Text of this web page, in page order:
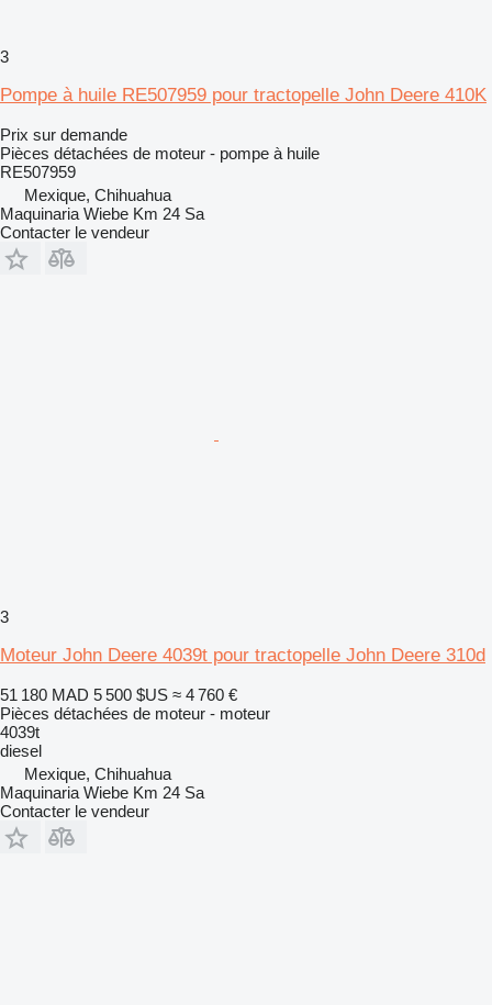
3
Pompe à huile RE507959 pour tractopelle John Deere 410K
Prix sur demande
Pièces détachées de moteur - pompe à huile
RE507959
Mexique, Chihuahua
Maquinaria Wiebe Km 24 Sa
Contacter le vendeur
3
Moteur John Deere 4039t pour tractopelle John Deere 310d
51 180 MAD 5 500 $US ≈ 4 760 €
Pièces détachées de moteur - moteur
4039t
diesel
Mexique, Chihuahua
Maquinaria Wiebe Km 24 Sa
Contacter le vendeur